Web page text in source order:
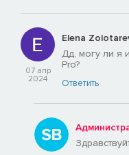
07 апр
2024
Elena
Дд, могу ли я
Pro?
Ответить